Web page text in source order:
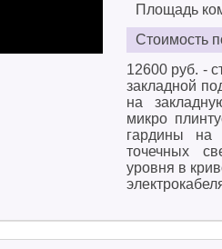
Площадь
Стоимость
12600 руб. -
закладной
на
микро
гардины на
точечных
уровня в